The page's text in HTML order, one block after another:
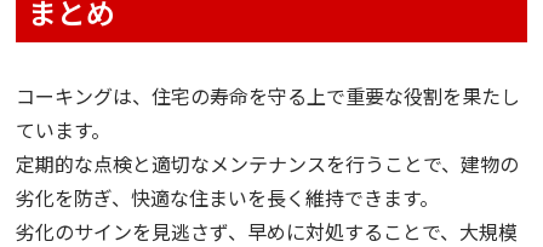
まとめ
コーキングは、住宅の寿命を守る上で重要な役割を果たし
ています。
定期的な点検と適切なメンテナンスを行うことで、建物の
劣化を防ぎ、快適な住まいを長く維持できます。
劣化のサインを見逃さず、早めに対処することで、大規模